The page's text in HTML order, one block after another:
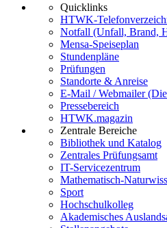
Quicklinks
HTWK-
Notfall (Unfall, Brand,
Mensa-Speiseplan
Stundenpläne
Prüfungen
Standorte & Anreise
E-Mail / Webmailer
Pressebereich
HTWK.magazin
Zentrale Bereiche
Bibliothek und Katalog
Zentrales Prüfungsamt
IT-Servicezentrum
Mathematisch-
Sport
Hochschulkolleg
Akademisches